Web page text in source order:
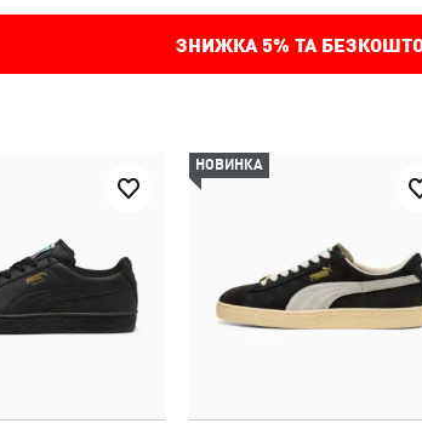
ЗНИЖКА 5% ТА
НОВИНКА